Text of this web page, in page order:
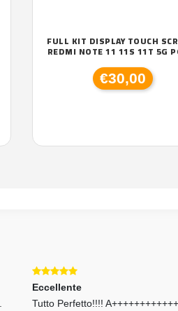
FULL KIT DISPLAY TOUCH
REDMI NOTE 11 11S 11T 5G
€30,00
Eccellente
Tutto Perfetto!!!! A++++++++++++